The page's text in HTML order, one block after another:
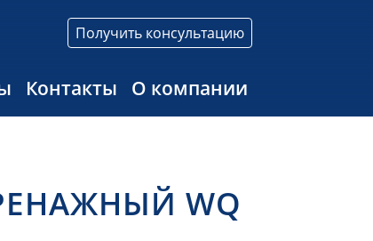
Получить консультацию
Контакты О компании
WQ